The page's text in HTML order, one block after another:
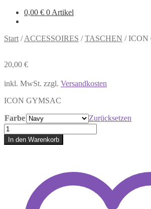
0,00 € 0 Artikel
Start /ACCESSOIRES /TASCHEN /ICON
20,00 €
inkl. MwSt. zzgl. Versandkosten
ICON GYMSAC
Farbe
Zurücksetzen
ICON
GYMSAC
Menge
In den Warenkorb